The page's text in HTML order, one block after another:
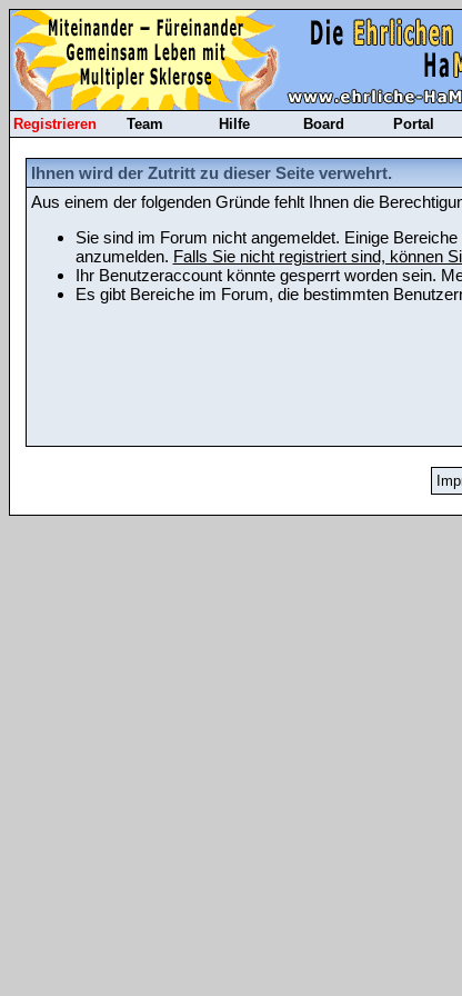
Registrieren Team Hilfe Board Portal
Ihnen wird der Zutritt zu dieser Seite verwehrt.
Aus einem der folgenden Gründe fehlt Ihnen die
Sie sind im Forum nicht angemeldet. Einige
anzumelden. Falls Sie nicht registriert sind, können
Ihr Benutzeraccount könnte gesperrt worden sein.
Es gibt Bereiche im Forum, die bestimmten